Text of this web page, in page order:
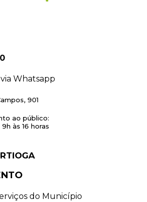
Whatsapp
901
ao público:
às 16 horas
do Município